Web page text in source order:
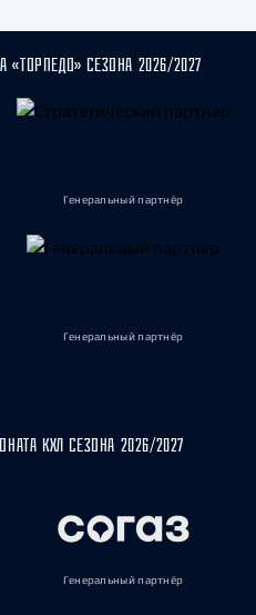
СЕЗОНА 2026/2027
Генеральный партнёр
Генеральный партнёр
КХЛ СЕЗОНА 2026/2027
Генеральный партнёр